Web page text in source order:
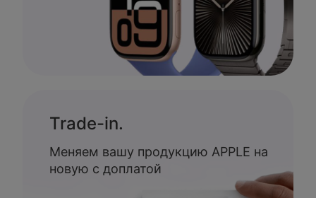
Trade-in.
Меняем вашу продукцию APPLE на
новую с доплатой